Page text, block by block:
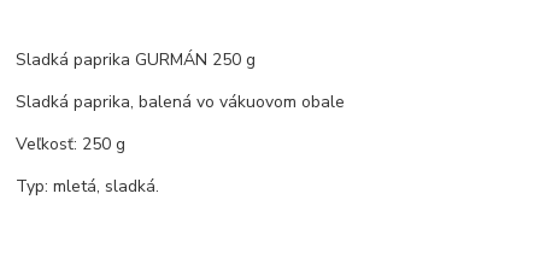
Sladká paprika GURMÁN 250 g
Sladká paprika, balená vo vákuovom obale
Veľkosť: 250 g
Typ: mletá, sladká.